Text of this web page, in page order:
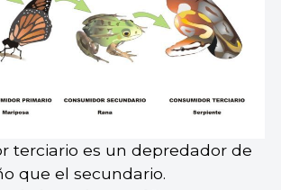
terciario es un depredador de
que el secundario.